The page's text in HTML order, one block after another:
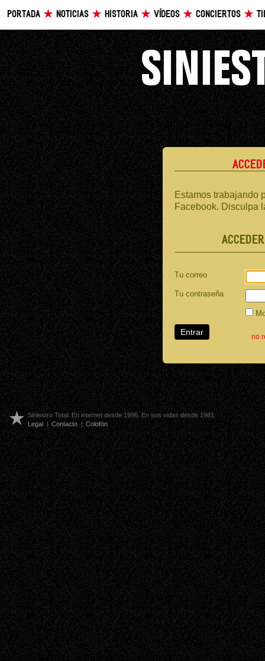
PORTADA NOTICIAS HISTORIA VÍDEOS CONCIERTOS
Estamos trabajando
Facebook. Disculpa
Tu correo
Tu contraseña
no
Siniestro Total. En internet desde 1996. En sus vidas desde 1981.
Legal | Contacto | Colofón